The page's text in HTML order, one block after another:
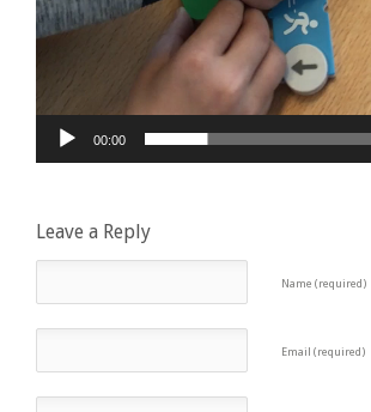
00:00
Leave a Reply
Name (required)
Email (required)